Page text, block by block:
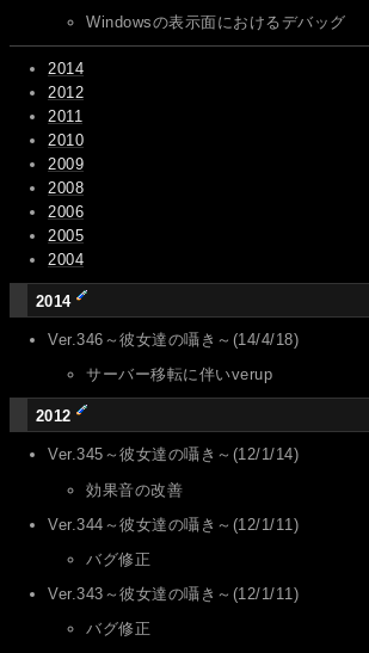
Windowsの表示面におけるデバッグ
2014
2012
2011
2010
2009
2008
2006
2005
2004
2014
Ver.346～彼女達の囁き～(14/4/18)
サーバー移転に伴いverup
2012
Ver.345～彼女達の囁き～(12/1/14)
効果音の改善
Ver.344～彼女達の囁き～(12/1/11)
バグ修正
Ver.343～彼女達の囁き～(12/1/11)
バグ修正